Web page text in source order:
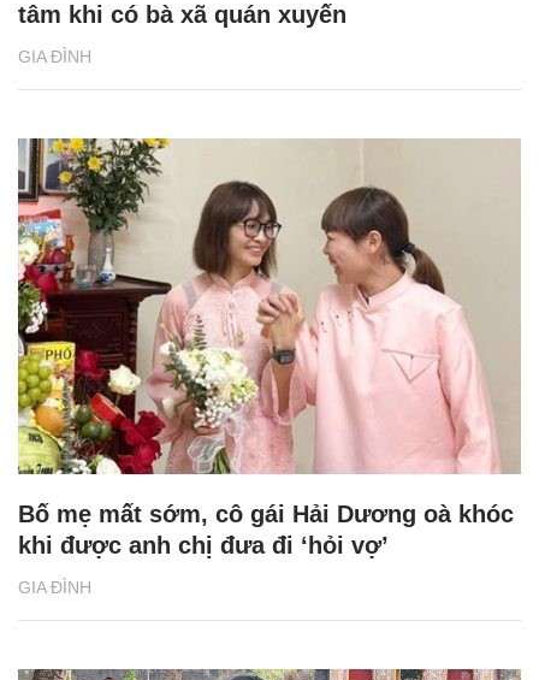
GIA ĐÌNH
tâm khi có bà xã quán xuyến
GIA ĐÌNH
Bố mẹ mất sớm, cô gái Hải Dương oà khóc
khi được anh chị đưa đi ‘hỏi vợ’